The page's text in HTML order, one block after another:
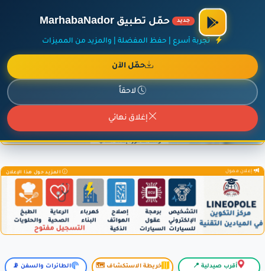
أضف نشاطك مجاناً
جديد حمّل تطبيق MarhabaNador
تجربة أسرع | حفظ المفضلة | والمزيد من المميزات
حمّل الآن
لاحقاً
إغلاق نهائي
إعلان ممول المزيد حول هذا الإعلان
إعلان ممول المزيد حول هذا الإعلان
أقرب صيدلية 📍 خريطة الاستكشاف 🗺️ الطائرات والسفن 📡